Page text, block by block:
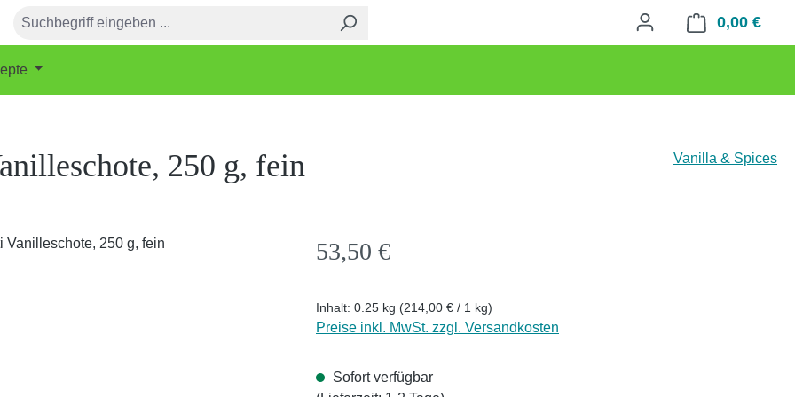
0,00 €
250 g, fein Vanilla & Spices
Regulärer Preis:
53,50 €
Inhalt: 0.25 kg (214,00 € / 1 kg)
Preise inkl. MwSt. zzgl. Versandkosten
Sofort verfügbar